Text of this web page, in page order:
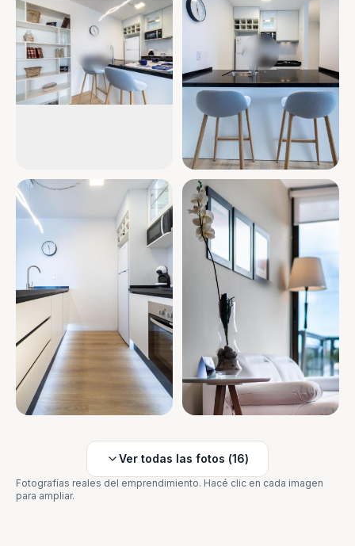
Ver todas las fotos (16)
Fotografías reales del emprendimiento. Hacé clic en cada imagen
para ampliar.